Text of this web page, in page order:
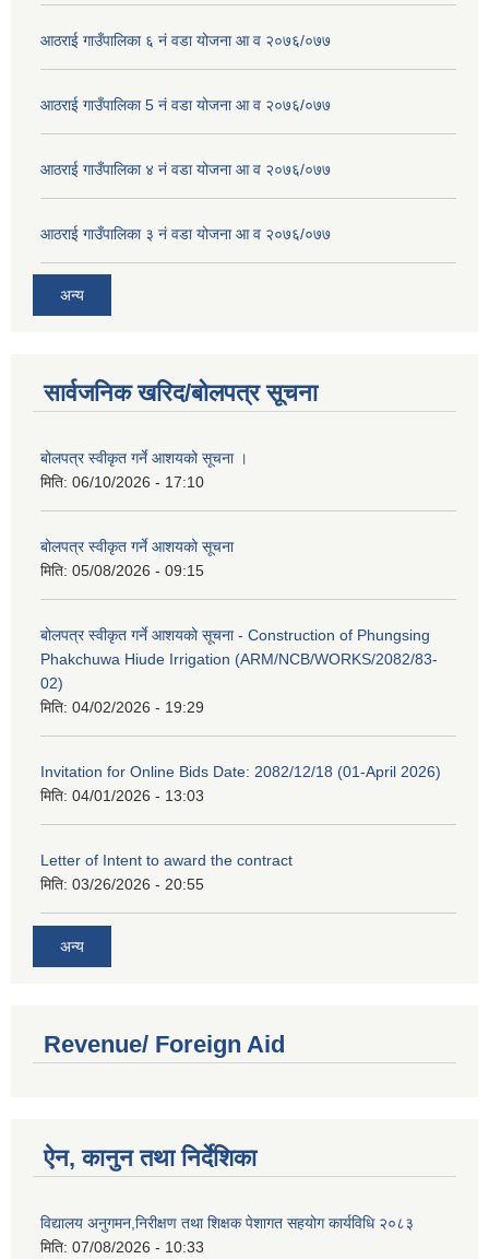
आठराई गाउँपालिका ६ नं वडा योजना आ व २०७६/०७७
आठराई गाउँपालिका 5 नं वडा योजना आ व २०७६/०७७
आठराई गाउँपालिका ४ नं वडा योजना आ व २०७६/०७७
आठराई गाउँपालिका ३ नं वडा योजना आ व २०७६/०७७
अन्य
सार्वजनिक खरिद/बोलपत्र सूचना
बोलपत्र स्वीकृत गर्ने आशयको सूचना ।
मिति: 06/10/2026 - 17:10
बोलपत्र स्वीकृत गर्ने आशयको सूचना
मिति: 05/08/2026 - 09:15
बोलपत्र स्वीकृत गर्ने आशयको सूचना - Construction of Phungsing
Phakchuwa Hiude Irrigation (ARM/NCB/WORKS/2082/83-
02)
मिति: 04/02/2026 - 19:29
Invitation for Online Bids Date: 2082/12/18 (01-April 2026)
मिति: 04/01/2026 - 13:03
Letter of Intent to award the contract
मिति: 03/26/2026 - 20:55
अन्य
Revenue/ Foreign Aid
ऐन, कानुन तथा निर्देशिका
विद्यालय अनुगमन,निरीक्षण तथा शिक्षक पेशागत सहयोग कार्यविधि २०८३
मिति: 07/08/2026 - 10:33